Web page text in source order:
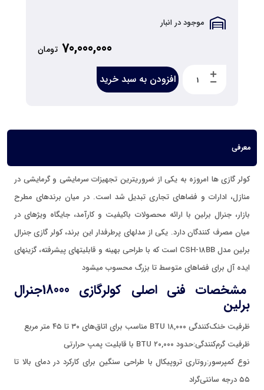
موجود در انبار
70,000,000 تومان
افزودن به سبد خرید
معرفی
کولر گازی ها امروزه به یکی از ضروریترین تجهیزات سرمایشی و گرمایشی در
منازل، ادارات و فضاهای تجاری تبدیل شد است. در میان برندهای مطرح
بازار، جنرال برلین با ارائه محصولات باکیفیت و کارآمد، جایگاه ویژهای در
میان مصرف کنندگان دارد. یکی از مدلهای پرطرفدار این برند، کولر گازی جنرال
برلین مدل CSH-18BB است که با طراحی بهینه و قابلیتهای پیشرفته، گزینهای
ایده آل برای فضاهای متوسط تا بزرگ محسوب میشود
مشخصات فنی اصلی کولرگازی 18000جنرال
برلین
ظرفیت خنک‌کنندگی ۱۸,۰۰۰ BTU مناسب برای اتاق‌های ۳۰ تا ۴۵ متر مربع
ظرفیت گرم‌کنندگی:حدود ۲۰,۰۰۰ BTU با قابلیت پمپ حرارتی
نوع کمپرسور:روتاری تروپیکال با طراحی سنگین برای کارکرد در دمای بالا تا
۵۵ درجه سانتی‌گراد